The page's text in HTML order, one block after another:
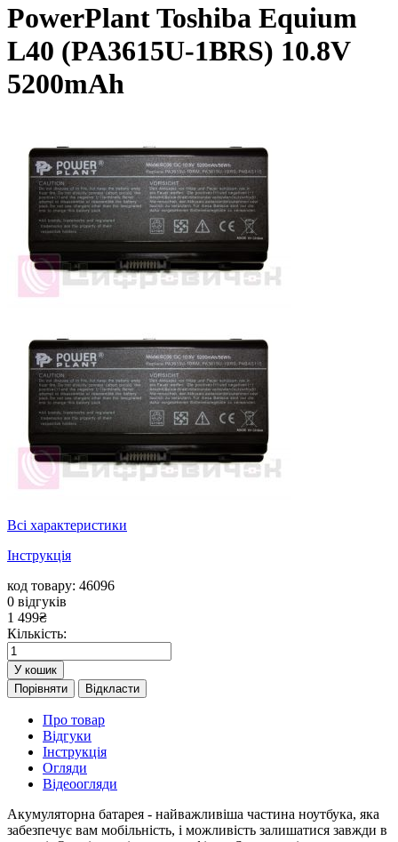
PowerPlant Toshiba Equium
L40 (PA3615U-1BRS) 10.8V
5200mAh
Всі характеристики
Інструкція
код товару: 46096
0 відгуків
1 499₴
Кількість:
У кошик
Порівняти
Відкласти
Про товар
Відгуки
Інструкція
Огляди
Відеоогляди
Акумуляторна батарея - найважливіша частина ноутбука, яка
забезпечує вам мобільність, і можливість залишатися завжди в